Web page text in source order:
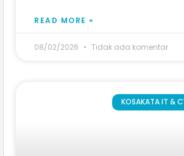
READ MORE »
08/02/2026 Tidak ada komentar
KOSAKATA IT &